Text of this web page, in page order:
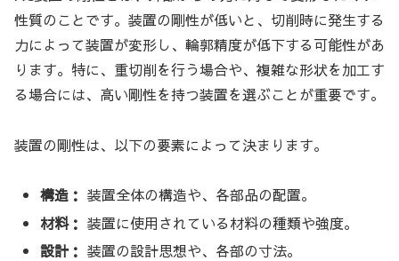
性質のことです。装置の剛性が低いと、切削時に発生する
力によって装置が変形し、輪郭精度が低下する可能性があ
ります。特に、重切削を行う場合や、複雑な形状を加工す
る場合には、高い剛性を持つ装置を選ぶことが重要です。
装置の剛性は、以下の要素によって決まります。
構造： 装置全体の構造や、各部品の配置。
材料： 装置に使用されている材料の種類や強度。
設計： 装置の設計思想や、各部の寸法。